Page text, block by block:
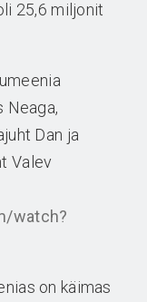
25,6 miljonit
Neaga,
Dan ja
Valev
watch?
on käimas